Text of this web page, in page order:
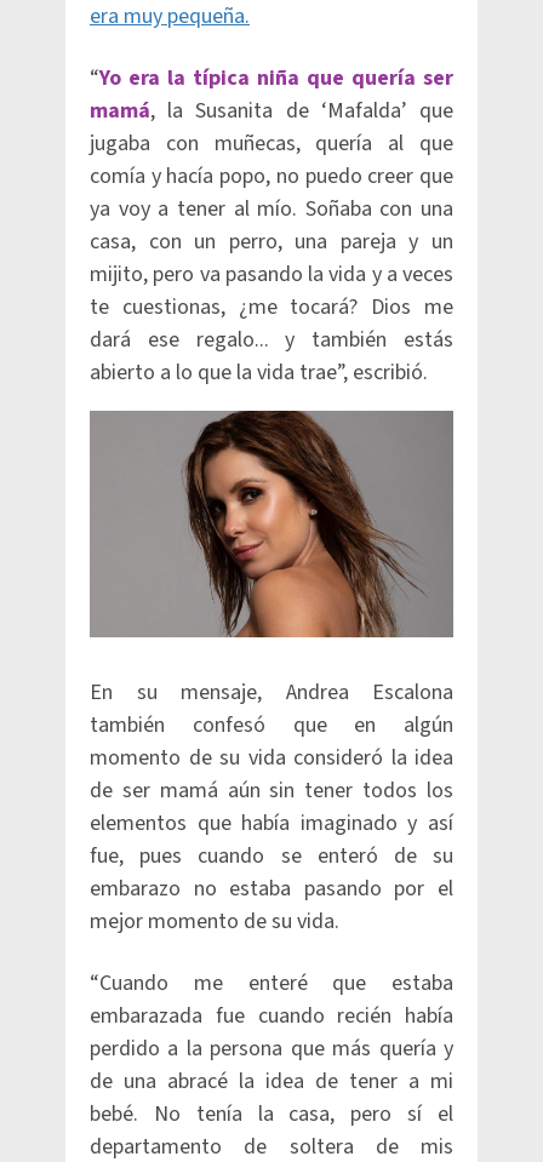
era muy pequeña.
“Yo era la típica niña que quería ser
mamá, la Susanita de ‘Mafalda’ que
jugaba con muñecas, quería al que
comía y hacía popo, no puedo creer que
ya voy a tener al mío. Soñaba con una
casa, con un perro, una pareja y un
mijito, pero va pasando la vida y a veces
te cuestionas, ¿me tocará? Dios me
dará ese regalo... y también estás
abierto a lo que la vida trae”, escribió.
En su mensaje, Andrea Escalona
también confesó que en algún
momento de su vida consideró la idea
de ser mamá aún sin tener todos los
elementos que había imaginado y así
fue, pues cuando se enteró de su
embarazo no estaba pasando por el
mejor momento de su vida.
“Cuando me enteré que estaba
embarazada fue cuando recién había
perdido a la persona que más quería y
de una abracé la idea de tener a mi
bebé. No tenía la casa, pero sí el
departamento de soltera de mis